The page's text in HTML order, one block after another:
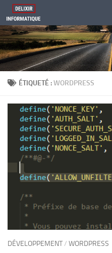
Skip to content
ÉTIQUETÉ :WORDPRESS
DÉVELOPPEMENT/ WORDPRESS